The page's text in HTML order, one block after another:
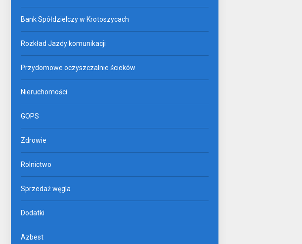
Bank Spółdzielczy w Krotoszycach
Rozkład Jazdy komunikacji
Przydomowe oczyszczalnie ścieków
Nieruchomości
GOPS
Zdrowie
Rolnictwo
Sprzedaż węgla
Dodatki
Azbest